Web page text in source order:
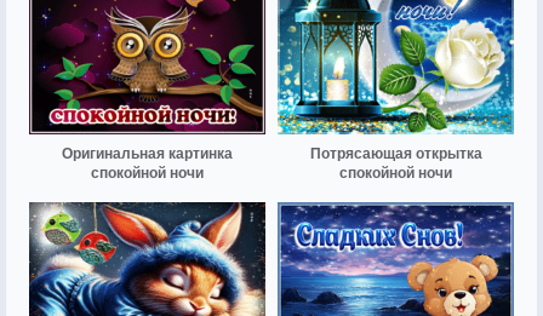
Оригинальная картинка
спокойной ночи
Потрясающая открытка
спокойной ночи